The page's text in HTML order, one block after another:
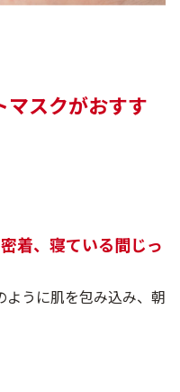
マスクがおすす
着、寝ている間じっ
うに肌を包み込み、朝